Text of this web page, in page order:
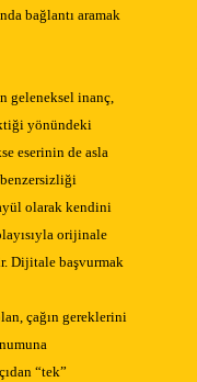
bağlantı aramak
geleneksel inanç,
yönündeki
eserinin de asla
benzersizliği
olarak kendini
orijinale
Dijitale başvurmak
çağın gereklerini
“tek”